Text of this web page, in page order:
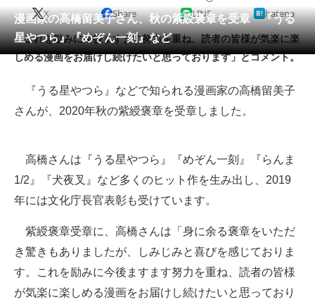
会員記事
メディア
ITの今と未来を見通す
進化するPCとデバイスの未来
好きが集まる 比べて選べる
ビジネスと働き方のヒント
AI活用のいまが分かる
企業ITのトレンドを詳説
漫画家の高橋留美子さん、秋の紫綬褒章を受章 『うる
星やつら』『めぞん一刻』など
X Share LINE hatena
「これを励みに今後ますます努力を重ね、読者の皆様が気楽に楽
しめる漫画をお届けし続けたいと思っております」とコメント。
『うる星やつら』などで知られる漫画家の高橋留美子
さんが、2020年秋の紫綬褒章を受章しました。
高橋さんは『うる星やつら』『めぞん一刻』『らんま
1/2』『犬夜叉』など多くのヒット作を生み出し、2019
年には文化庁長官表彰も受けています。
紫綬褒章受章に、高橋さんは「身に余る褒章をいただ
き驚きもありましたが、しみじみと喜びを感じておりま
す。これを励みに今後ますます努力を重ね、読者の皆様
が気楽に楽しめる漫画をお届けし続けたいと思っており